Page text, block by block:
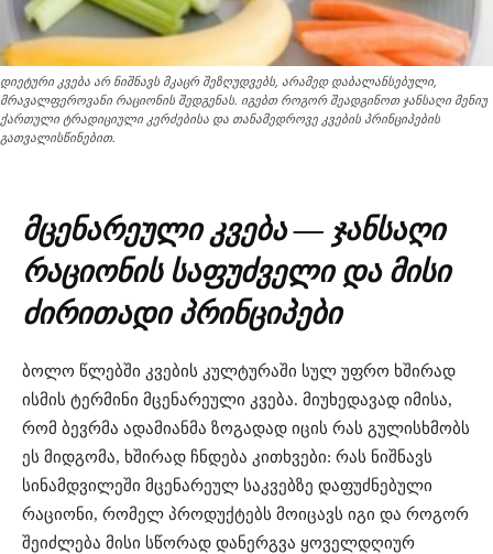
დიეტური კვება არ ნიშნავს მკაცრ შეზღუდვებს, არამედ დაბალანსებული,
მრავალფეროვანი რაციონის შედგენას. იგებთ როგორ შეადგინოთ ჯანსაღი მენიუ
ქართული ტრადიციული კერძებისა და თანამედროვე კვების პრინციპების
გათვალისწინებით.
მცენარეული კვება — ჯანსაღი
რაციონის საფუძველი და მისი
ძირითადი პრინციპები
ბოლო წლებში კვების კულტურაში სულ უფრო ხშირად
ისმის ტერმინი მცენარეული კვება. მიუხედავად იმისა,
რომ ბევრმა ადამიანმა ზოგადად იცის რას გულისხმობს
ეს მიდგომა, ხშირად ჩნდება კითხვები: რას ნიშნავს
სინამდვილეში მცენარეულ საკვებზე დაფუძნებული
რაციონი, რომელ პროდუქტებს მოიცავს იგი და როგორ
შეიძლება მისი სწორად დანერგვა ყოველდღიურ